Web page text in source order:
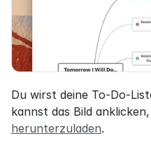
Du wirst deine To-Do-
kannst das Bild
herunterzuladen.